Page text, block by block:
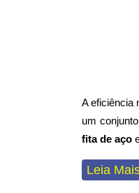
A eficiência
um
fita de aço
Leia